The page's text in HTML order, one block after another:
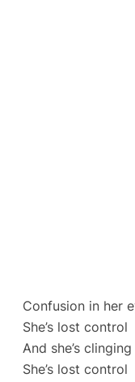
Confusion in her
She’s lost control
And she’s
She’s lost control